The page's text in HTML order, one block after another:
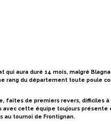
aura duré 14 mois, malgré
du département toute poule
de premiers revers, difficiles
cette équipe toujours
au tournoi de Frontignan.